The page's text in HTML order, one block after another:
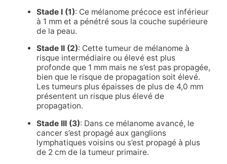
Stade I (1): Ce mélanome précoce est inférieur
à 1 mm et a pénétré sous la couche supérieure
de la peau.
Stade II (2): Cette tumeur de mélanome à
risque intermédiaire ou élevé est plus
profonde que 1 mm mais ne s’est pas propagée,
bien que le risque de propagation soit élevé.
Les tumeurs plus épaisses de plus de 4,0 mm
présentent un risque plus élevé de
propagation.
Stade III (3): Dans ce mélanome avancé, le
cancer s’est propagé aux ganglions
lymphatiques voisins ou s’est propagé à plus
de 2 cm de la tumeur primaire.